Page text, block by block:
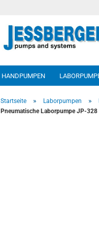
HANDPUMPEN
Startseite » Laborpumpen »
Pneumatische Laborpumpe JP-